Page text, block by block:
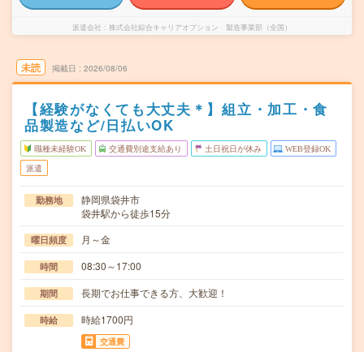
派遣会社 株式会社綜合キャリアオプション 製造事業部（全国）
未読 掲載日 2026/08/06
【経験がなくても大丈夫＊】組立・加工・食
品製造など/日払いOK
職種未経験OK 交通費別途支給あり 土日祝日が休み WEB登録OK
派遣
勤務地
静岡県袋井市
袋井駅から徒歩15分
曜日頻度 月～金
時間 08:30～17:00
期間 長期でお仕事できる方、大歓迎！
時給 時給1700円
交通費